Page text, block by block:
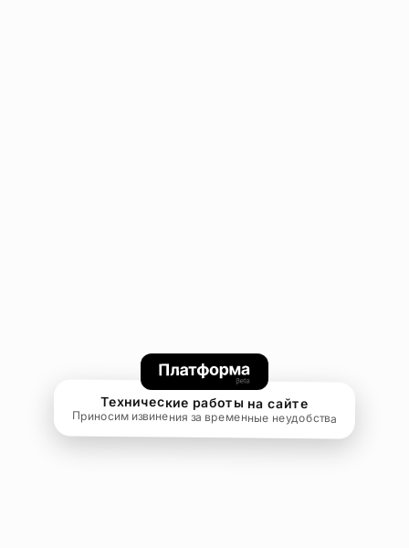
Технические работы на сайте
Приносим извинения за временные неудобства